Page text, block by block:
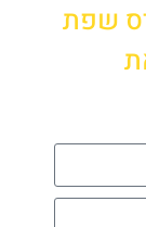
שפת